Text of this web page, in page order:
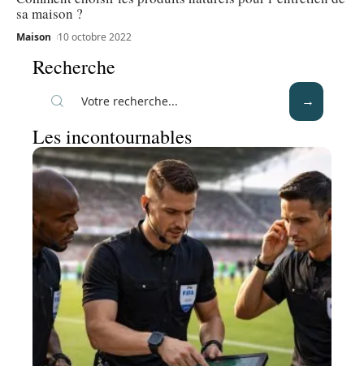
sa maison ?
Maison 10 octobre 2022
Recherche
Les incontournables